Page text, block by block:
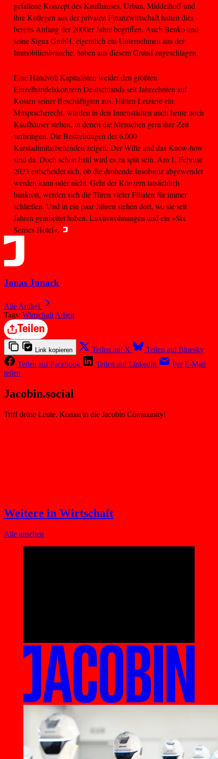
gefallene Konzept des Kaufhauses. Urban, Middelhoff und
ihre Kollegen aus der privaten Finanzwirtschaft hatten dies
bereits Anfang der 2000er Jahre begriffen. Auch Benko und
seine Signa GmbH, eigentlich ein Unternehmen aus der
Immobilienbranche, haben aus diesem Grund zugeschlagen.
Eine Handvoll Kapitalisten weidet den größten
Einzelhandelskonzern Deutschlands seit Jahrzehnten auf
Kosten seiner Beschäftigten aus. Hätten Letztere ein
Mitspracherecht, würden in den Innenstädten auch heute noch
Kaufhäuser stehen, in denen die Menschen gern ihre Zeit
verbringen. Die Bestrebungen der 6.000
Karstadtmitarbeitenden zeigen: Der Wille und das Know-how
sind da. Doch schon bald wird es zu spät sein. Am 1. Februar
2023 entscheidet sich, ob die drohende Insolvenz abgewendet
werden kann oder nicht. Geht der Konzern tatsächlich
bankrott, werden sich die Türen vieler Filialen für immer
schließen. Und in ein paar Jahren stehen dort, wo sie seit
Jahren gearbeitet haben, Luxuswohnungen und ein »Six
Senses Hotel«.
Jonas Junack
Alle Artikel
Tags: Wirtschaft Arbeit
Teilen
Link kopieren Teilen auf X
Teilen auf Bluesky
Teilen auf Facebook
Teilen auf LinkedIn
Per E-Mail
teilen
Jacobin.social
Triff deine Leute. Komm in die Jacobin Community!
Weitere in Wirtschaft
Alle ansehen